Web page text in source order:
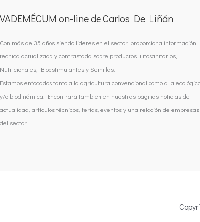
VADEMÉCUM on-line de Carlos De Liñán
Con más de 35 años siendo líderes en el sector, proporciona información
técnica actualizada y contrastada sobre productos Fitosanitarios,
Nutricionales, Bioestimulantes y Semillas.
Estamos enfocados tanto a la agricultura convencional como a la ecológica
y/o biodinámica. Encontrará también en nuestras páginas noticias de
actualidad, artículos técnicos, ferias, eventos y una relación de empresas
del sector.